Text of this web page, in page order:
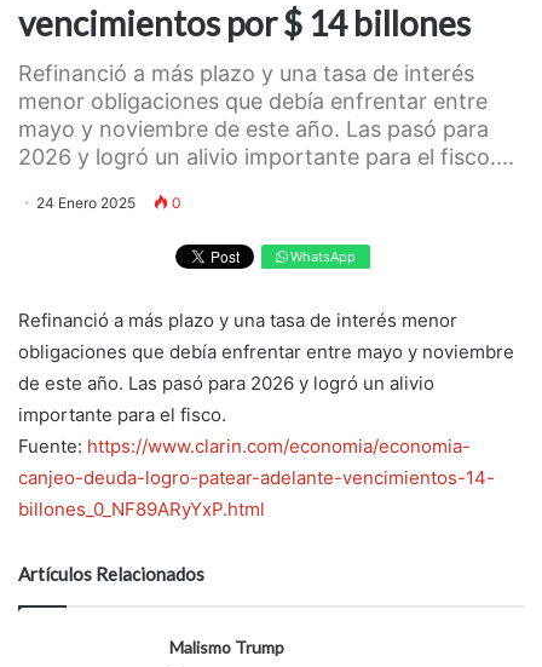
vencimientos por $ 14 billones
Refinanció a más plazo y una tasa de interés
menor obligaciones que debía enfrentar entre
mayo y noviembre de este año. Las pasó para
2026 y logró un alivio importante para el fisco....
24 Enero 2025 0
WhatsApp
Refinanció a más plazo y una tasa de interés menor
obligaciones que debía enfrentar entre mayo y noviembre
de este año. Las pasó para 2026 y logró un alivio
importante para el fisco.
Fuente: https://www.clarin.com/economia/economia-
canjeo-deuda-logro-patear-adelante-vencimientos-14-
billones_0_NF89ARyYxP.html
Artículos Relacionados
Malismo Trump